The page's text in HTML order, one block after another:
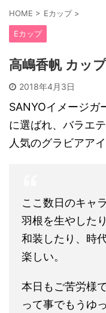
HOME > Eカップ >
Eカップ
高嶋香帆 カッ
2018年4月3日
SANYOイメージガ
に選ばれ、バラエ
人気のグラビアア
ここ数日のキャ
羽根を生やしたり
和装したり、時
楽しい。
本日もご苦労様
って事でもうゆ